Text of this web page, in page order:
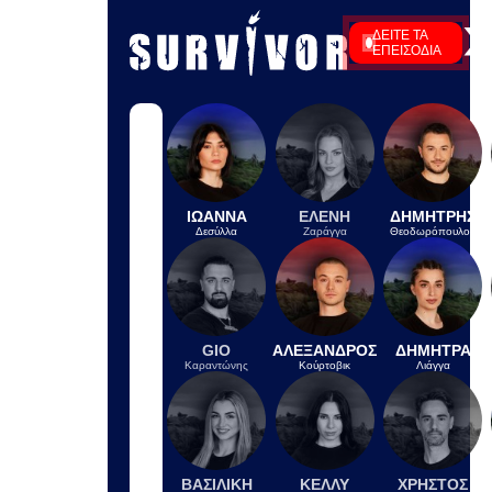
για την Ιουλιάννα Ρούσσου στα 800
μέτρα
IN 48 MINUTES
Πώς έγινε το τροχαίο στην Αθηνών-
Σουνίου: Η επικίνδυνη αναστροφή
του ΙΧ και η σύγκρουση με τη μηχανή
της ΔΙΑΣ
IN 39 MINUTES